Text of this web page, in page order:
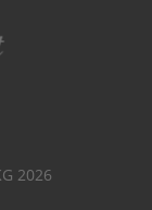
2026